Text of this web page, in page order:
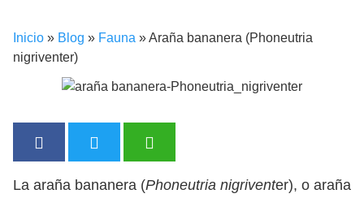
Inicio » Blog » Fauna »Araña bananera (Phoneutria
nigriventer)
La araña bananera (Phoneutria nigriventer), o araña